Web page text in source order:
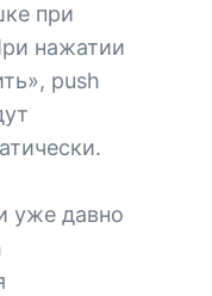
при
нажатии
push
уже давно